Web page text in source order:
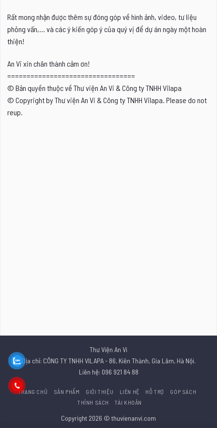
Rất mong nhận được thêm sự đóng góp về hình ảnh, video, tư liệu
phỏng vấn,... và các ý kiến góp ý của quý vị để dự án ngày một hoàn
thiện!
An Vi xin chân thành cảm ơn!
=================================
© Bản quyền thuộc về Thư viện An Vi & Công ty TNHH Vilapa
© Copyright by Thư viện An Vi & Công ty TNHH Vilapa. Please do not
reup.
Thư Viện An Vi
Địa chỉ: CÔNG TY TNHH VILAPA - 86, Kiên Thành, Gia Lâm, Hà Nội.
Liên hệ: 096 921 84 88
TRANG CHỦ SẢN PHẨM GIỚI THIỆU LIÊN HỆ HỖ TRỢ
GÓP SÁCH
THỈNH SÁCH
TÀI KHOẢN
Copyright 2026 © thuvienanvi.com